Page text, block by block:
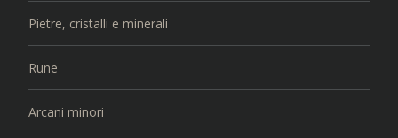
Pietre, cristalli e minerali
Rune
Arcani minori